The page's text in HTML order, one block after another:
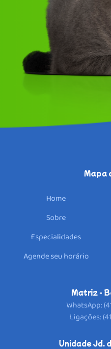
Sobre
Contato
Trabalhe conosco
Faq
Mapa
Home
Sobre
Especialidades
Agende seu horário
Matriz -
WhatsApp:
Ligações:
Unidade Jd.